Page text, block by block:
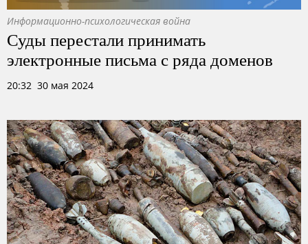
Информационно-психологическая война
Суды перестали принимать
электронные письма с ряда доменов
20:32 30 мая 2024